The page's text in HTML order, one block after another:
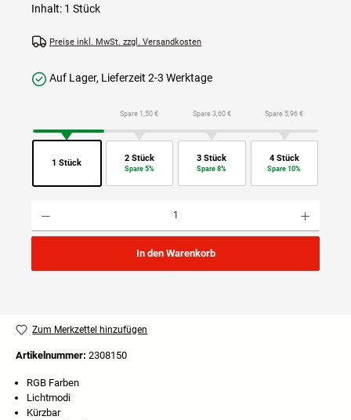
Inhalt: 1 Stück
Preise inkl. MwSt. zzgl. Versandkosten
Auf Lager, Lieferzeit 2-3 Werktage
1 Stück
Spare 1,50 €
2 Stück
Spare 5%
Spare 3,60 €
3 Stück
Spare 8%
Spare 5,96 €
4 Stück
Spare 10%
In den Warenkorb
Zum Merkzettel hinzufügen
Artikelnummer: 2308150
RGB Farben
Lichtmodi
Kürzbar